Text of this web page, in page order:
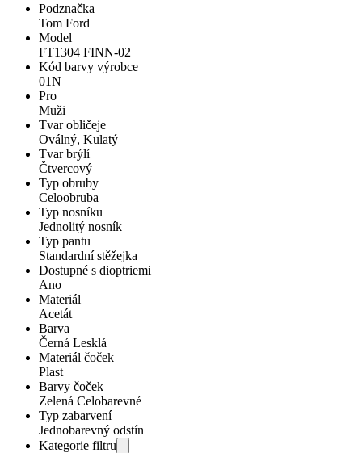
Podznačka
Tom Ford
Model
FT1304 FINN-02
Kód barvy výrobce
01N
Pro
Muži
Tvar obličeje
Oválný, Kulatý
Tvar brýlí
Čtvercový
Typ obruby
Celoobruba
Typ nosníku
Jednolitý nosník
Typ pantu
Standardní stěžejka
Dostupné s dioptriemi
Ano
Materiál
Acetát
Barva
Černá Lesklá
Materiál čoček
Plast
Barvy čoček
Zelená Celobarevné
Typ zabarvení
Jednobarevný odstín
Kategorie filtru